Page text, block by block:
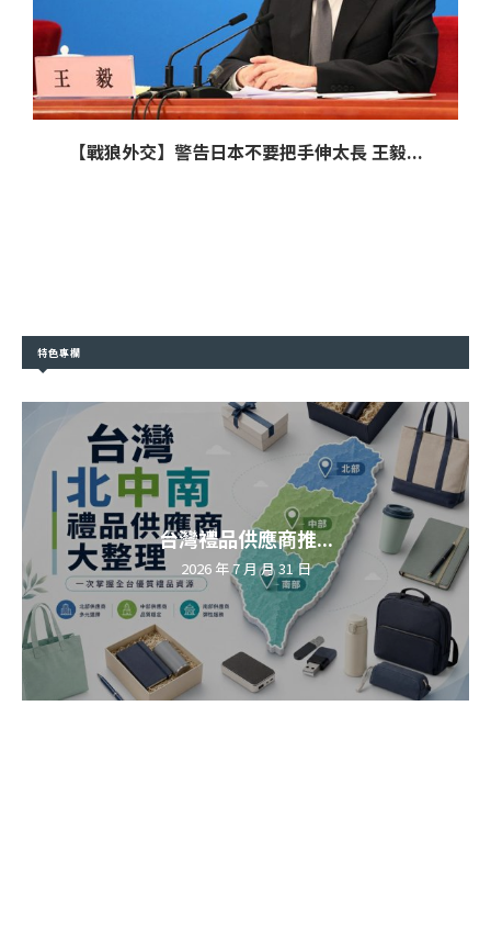
【戰狼外交】警告日本不要把手伸太長 王毅...
特色專欄
台灣禮品供應商推...
2026 年 7 月 月 31 日